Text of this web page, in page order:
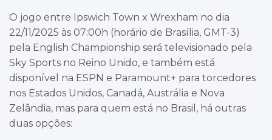
O jogo entre Ipswich Town x Wrexham no dia
22/11/2025 às 07:00h (horário de Brasília, GMT-3)
pela English Championship será televisionado pela
Sky Sports no Reino Unido, e também está
disponível na ESPN e Paramount+ para torcedores
nos Estados Unidos, Canadá, Austrália e Nova
Zelândia, mas para quem está no Brasil, há outras
duas opções: